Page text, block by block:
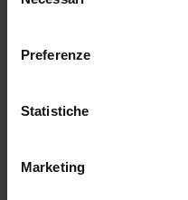
Preferenze
Statistiche
Marketing
RGPD